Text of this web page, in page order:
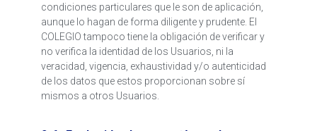
condiciones particulares que le son de aplicación,
aunque lo hagan de forma diligente y prudente. El
COLEGIO tampoco tiene la obligación de verificar y
no verifica la identidad de los Usuarios, ni la
veracidad, vigencia, exhaustividad y/o autenticidad
de los datos que estos proporcionan sobre sí
mismos a otros Usuarios.